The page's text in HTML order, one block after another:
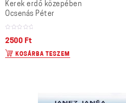
Kerek erdő közepében
Ocsenás Péter
2500 Ft
KOSÁRBA TESZEM